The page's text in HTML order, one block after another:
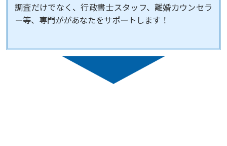
調査だけでなく、行政書士スタッフ、離婚カウンセラ
ー等、専門ががあなたをサポートします！